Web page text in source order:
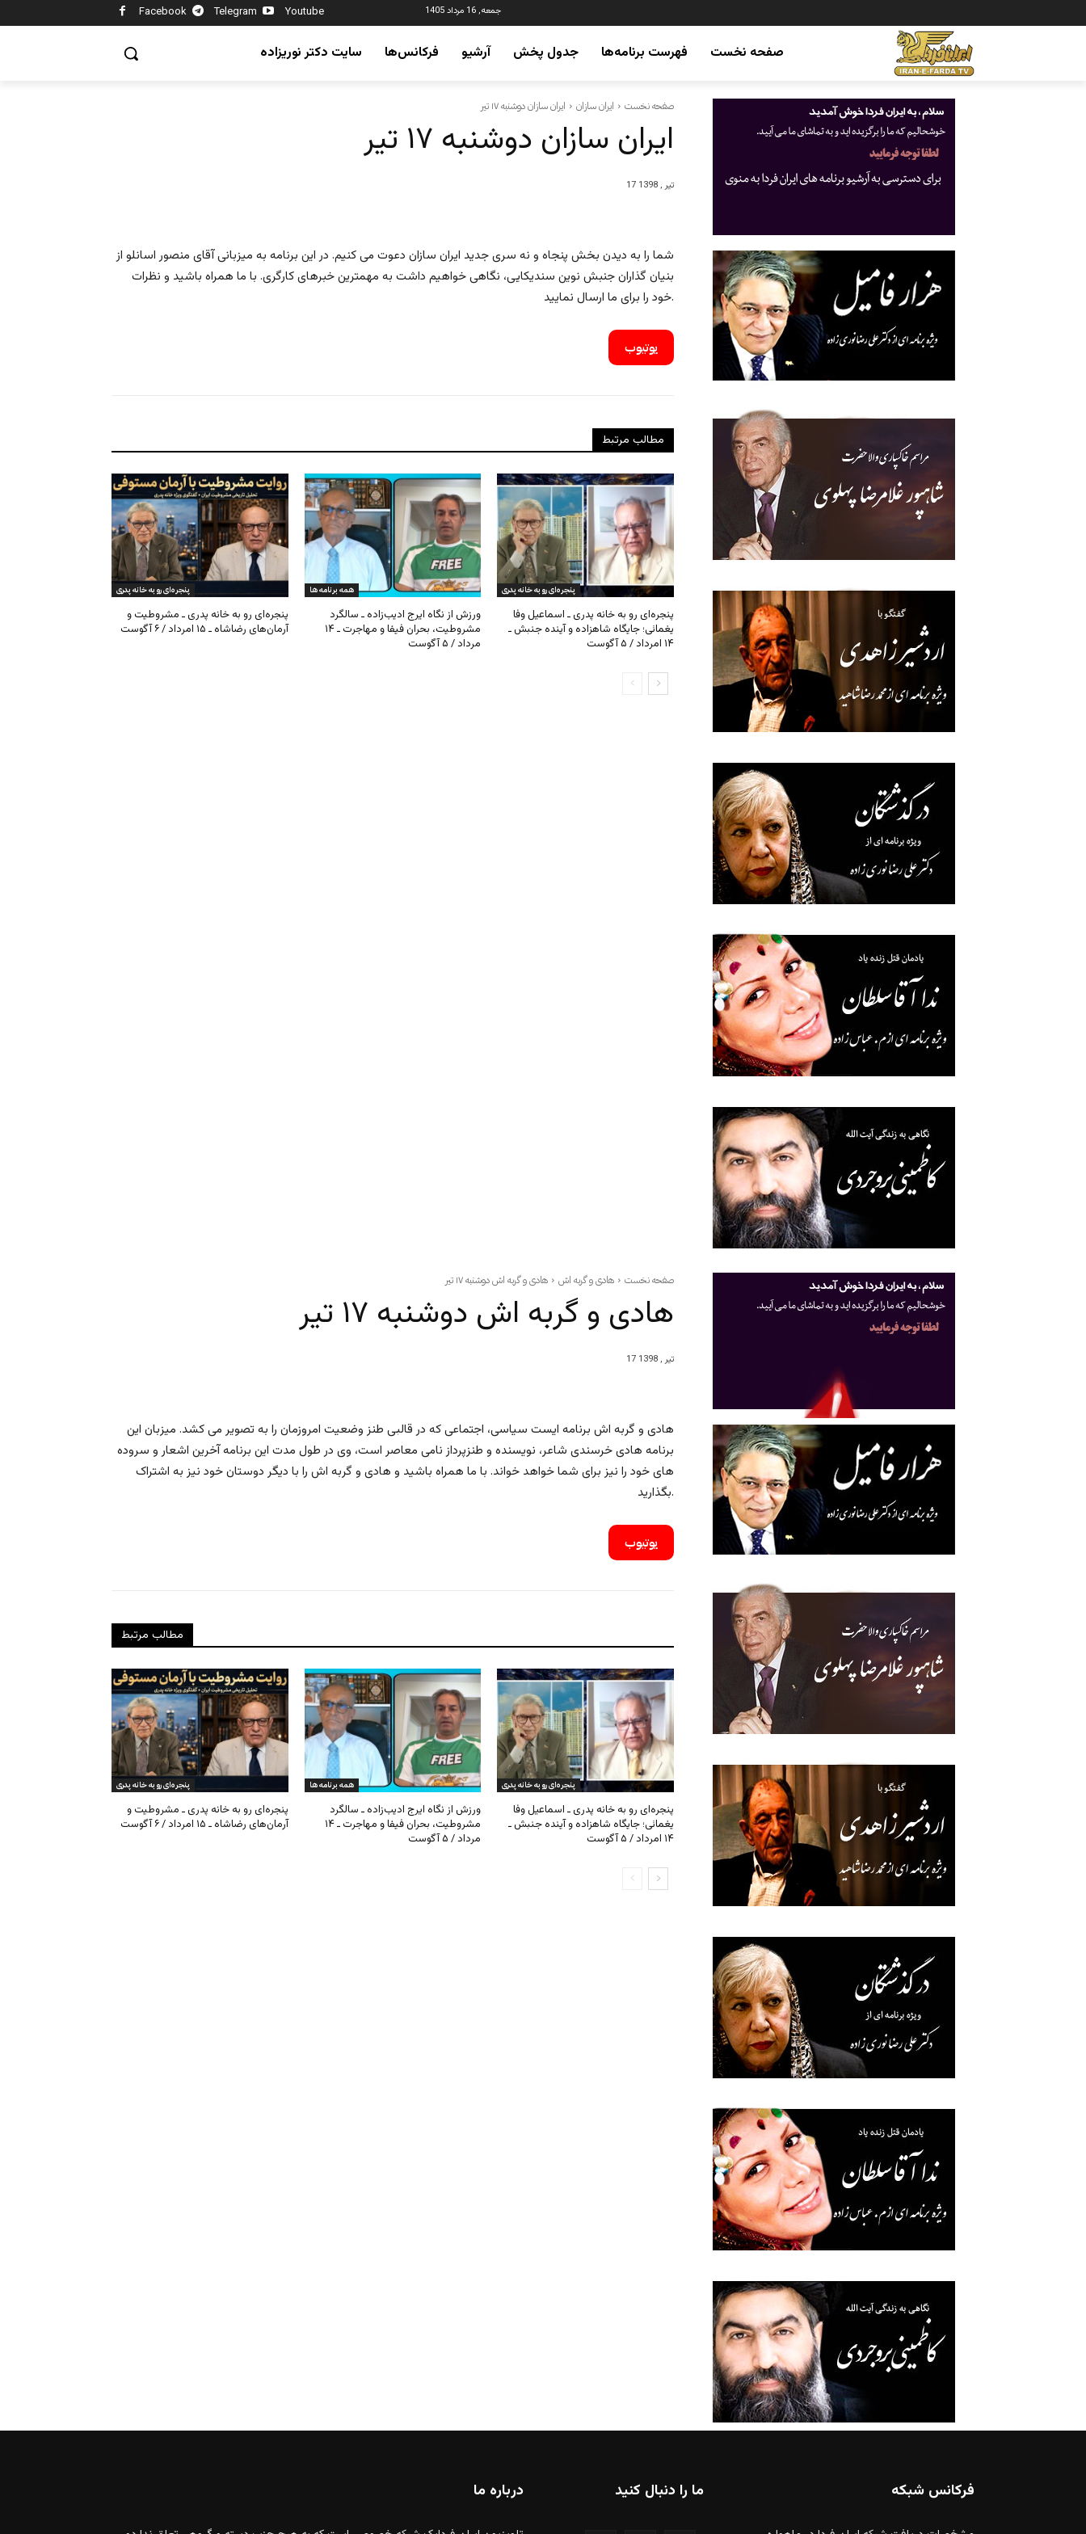
Facebook Telegram Youtube جمعه, 16 مرداد 1405
صفحه نخست فهرست برنامه‌ها جدول پخش آرشیو فرکانس‌ها سایت دکتر نوریزاده
صفحه نخست ایران سازان ایران سازان دوشنبه ۱۷ تیر
ایران سازان دوشنبه ۱۷ تیر
17 تیر , 1398
شما را به دیدن بخش پنجاه و نه سری جدید ایران سازان دعوت می کنیم. در این برنامه به میزبانی آقای منصور اسانلو از
بنیان گذاران جنبش نوین سندیکایی، نگاهی خواهیم داشت به مهمترین خبرهای کارگری. با ما همراه باشید و نظرات
خود را برای ما ارسال نمایید.
یوتیوب
مطالب مرتبط
پنجره‌ای رو به خانه پدری
پنجره‌ای رو به خانه پدری ـ مشروطیت و
آرمان‌های رضاشاه ـ ۱۵ امرداد / ۶ آگوست
همه برنامه ها
ورزش از نگاه ایرج ادیب‌زاده ـ سالگرد
مشروطیت، بحران فیفا و مهاجرت ـ ۱۴
مرداد / ۵ آگوست
پنجره‌ای رو به خانه پدری
پنجره‌ای رو به خانه پدری ـ اسماعیل وفا
یغمائی؛ جایگاه شاهزاده و آینده جنبش ـ
۱۴ امرداد / ۵ آگوست
فرکانس شبکه ما را دنبال کنید درباره ما